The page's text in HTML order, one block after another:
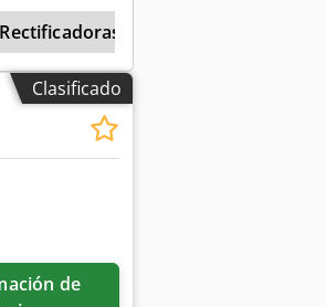
de lijado
de
encuentra el
estado,
Rectificadoras cilíndricas con
Clasificado